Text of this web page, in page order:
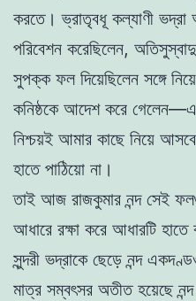
করতে। ভ্রাতৃবধূ কল্যাণী
পরিবেশন করেছিলেন,
সুপক্ক ফল দিয়েছিলেন সঙ্গে
কনিষ্ঠকে আদেশ করে
নিশ্চয়ই আমার কাছে নিয়ে
হাতে পাঠিয়ো না।
তাই আজ রাজকুমার নন্দ সেই
আধারে রক্ষা করে আধারটি হাতে
সুন্দরী ভদ্রাকে ছেড়ে নন্দ
মাত্র সম্বৎসর অতীত হয়েছে